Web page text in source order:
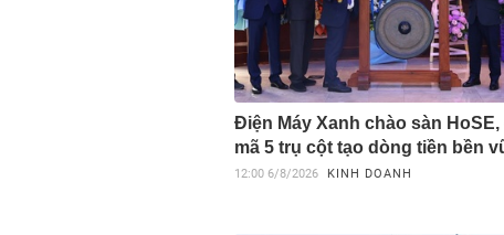
Điện Máy Xanh chào sàn HoSE,
mã 5 trụ cột tạo dòng tiền bền
12:00 6/8/2026 KINH DOANH